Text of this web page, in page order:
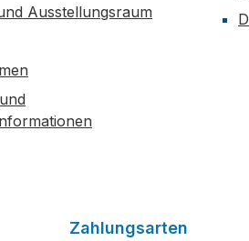
Ausstellungsraum
Zahlungsarten